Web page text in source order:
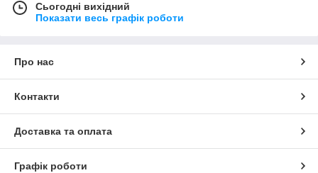
Сьогодні вихідний
Показати весь графік роботи
Про нас
Контакти
Доставка та оплата
Графік роботи